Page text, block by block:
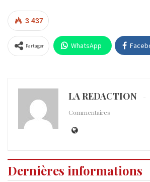
3 437
Partager WhatsApp
LA REDACTION
Commentaires
Dernières informations